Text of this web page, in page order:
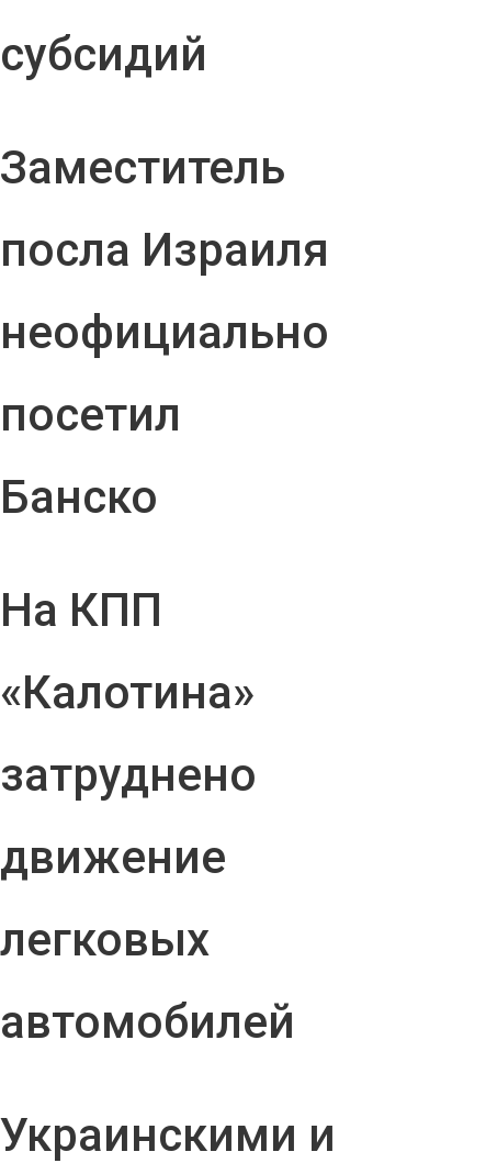
субсидий
Заместитель
посла Израиля
неофициально
посетил
Банско
На КПП
«Калотина»
затруднено
движение
легковых
автомобилей
Украинскими и